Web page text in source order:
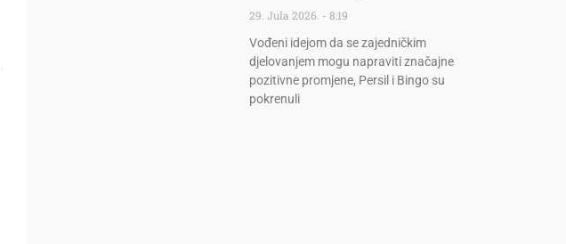
29. Jula 2026.
8:19
Vođeni idejom da se zajedničkim
djelovanjem mogu napraviti značajne
pozitivne promjene, Persil i Bingo su
pokrenuli